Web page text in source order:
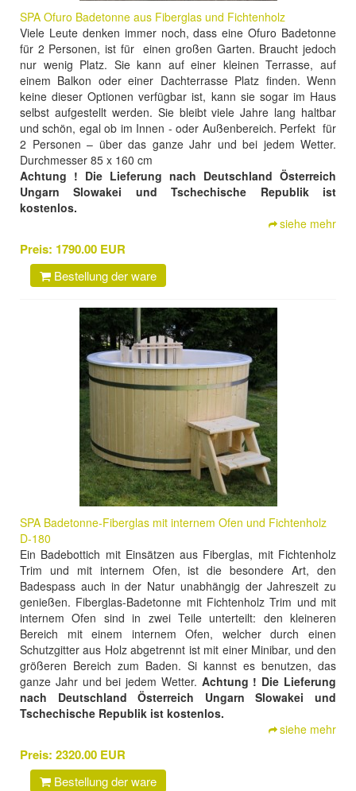
SPA Ofuro Badetonne aus Fiberglas und Fichtenholz
Viele Leute denken immer noch, dass eine Ofuro Badetonne
für 2 Personen, ist für einen großen Garten. Braucht jedoch
nur wenig Platz. Sie kann auf einer kleinen Terrasse, auf
einem Balkon oder einer Dachterrasse Platz finden. Wenn
keine dieser Optionen verfügbar ist, kann sie sogar im Haus
selbst aufgestellt werden. Sie bleibt viele Jahre lang haltbar
und schön, egal ob im Innen - oder Außenbereich. Perfekt für
2 Personen – über das ganze Jahr und bei jedem Wetter.
Durchmesser 85 x 160 cm
Achtung ! Die Lieferung nach Deutschland Österreich
Ungarn Slowakei und Tschechische Republik ist
kostenlos.
siehe mehr
Preis: 1790.00 EUR
Bestellung der ware
SPA Badetonne-Fiberglas mit internem Ofen und Fichtenholz
D-180
Ein Badebottich mit Einsätzen aus Fiberglas, mit Fichtenholz
Trim und mit internem Ofen, ist die besondere Art, den
Badespass auch in der Natur unabhängig der Jahreszeit zu
genießen. Fiberglas-Badetonne mit Fichtenholz Trim und mit
internem Ofen sind in zwei Teile unterteilt: den kleineren
Bereich mit einem internem Ofen, welcher durch einen
Schutzgitter aus Holz abgetrennt ist mit einer Minibar, und den
größeren Bereich zum Baden. Si kannst es benutzen, das
ganze Jahr und bei jedem Wetter. Achtung ! Die Lieferung
nach Deutschland Österreich Ungarn Slowakei und
Tschechische Republik ist kostenlos.
siehe mehr
Preis: 2320.00 EUR
Bestellung der ware